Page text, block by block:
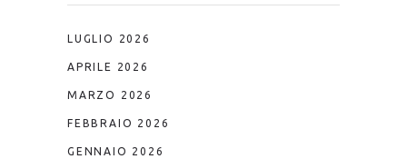
LUGLIO 2026
APRILE 2026
MARZO 2026
FEBBRAIO 2026
GENNAIO 2026